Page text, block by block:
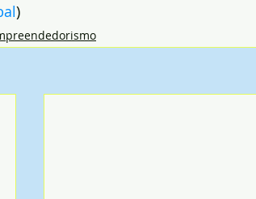
)